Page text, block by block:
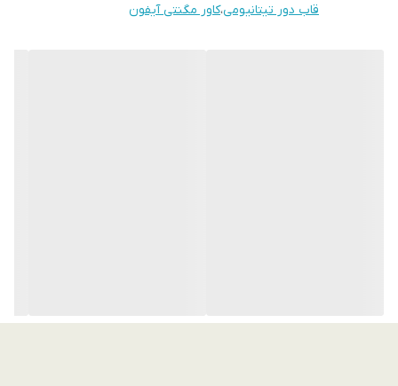
تغییر رنگی ندارند.
قاب دور تیتانیومی،کاور مگنتی آیفون